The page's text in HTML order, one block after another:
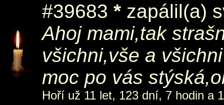
#39683 * zapálil(a)
Ahoj mami,tak
všichni,vše a
moc po vás
Hoří už 11 let, 123 dní, 7 hodin a